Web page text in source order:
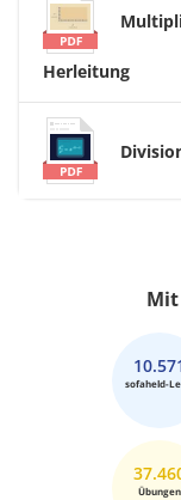
Herleitung
Mit
sofaheld-
Übungen